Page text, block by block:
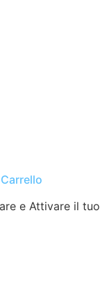
e Attivare il tuo